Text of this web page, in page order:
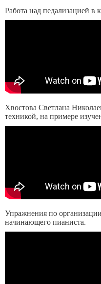
Работа над педализацией в
Хвостова Светлана
техникой, на примере
Упражнения по
начинающего пианиста.